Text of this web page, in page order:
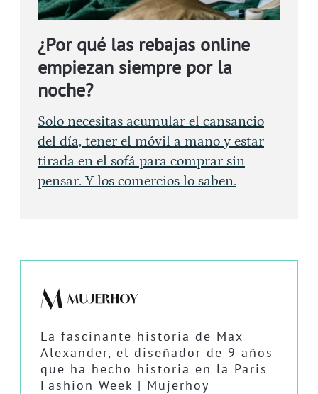
¿Por qué las rebajas online
empiezan siempre por la
noche?
Solo necesitas acumular el cansancio
del día, tener el móvil a mano y estar
tirada en el sofá para comprar sin
pensar. Y los comercios lo saben.
La fascinante historia de Max
Alexander, el diseñador de 9 años
que ha hecho historia en la Paris
Fashion Week | Mujerhoy